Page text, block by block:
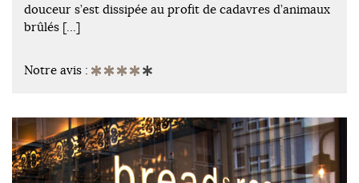
douceur s’est dissipée au profit de cadavres d’animaux
brûlés […]
Notre avis :